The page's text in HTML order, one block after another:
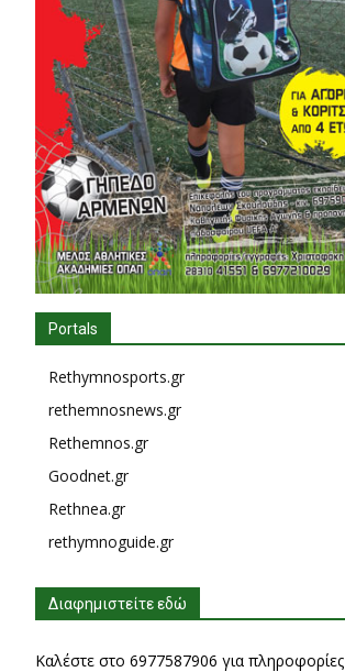
Portals
Rethymnosports.gr
rethemnosnews.gr
Rethemnos.gr
Goodnet.gr
Rethnea.gr
rethymnoguide.gr
Διαφημιστείτε εδώ
Καλέστε στο 6977587906 για πληροφορίες